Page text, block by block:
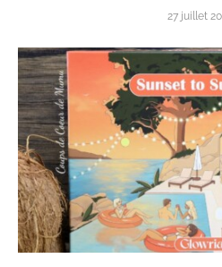
27 juillet